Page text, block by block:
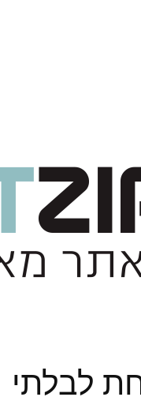
לבלתי